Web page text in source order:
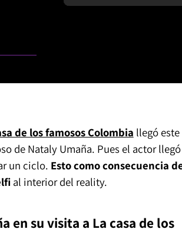
de los famosos Colombia llegó este
de Nataly Umaña. Pues el actor llegó
un ciclo. Esto como consecuencia
al interior del reality.
en su visita a La casa de los